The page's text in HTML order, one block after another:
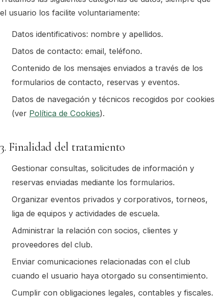
el usuario los facilite voluntariamente:
Datos identificativos: nombre y apellidos.
Datos de contacto: email, teléfono.
Contenido de los mensajes enviados a través de los
formularios de contacto, reservas y eventos.
Datos de navegación y técnicos recogidos por cookies
(ver Política de Cookies).
3. Finalidad del tratamiento
Gestionar consultas, solicitudes de información y
reservas enviadas mediante los formularios.
Organizar eventos privados y corporativos, torneos,
liga de equipos y actividades de escuela.
Administrar la relación con socios, clientes y
proveedores del club.
Enviar comunicaciones relacionadas con el club
cuando el usuario haya otorgado su consentimiento.
Cumplir con obligaciones legales, contables y fiscales.